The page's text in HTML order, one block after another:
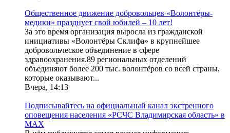
Общественное движение добровольцев «Волонтёры-
медики» празднует свой юбилей – 10 лет!
За это время организация выросла из гражданской
инициативы «Волонтёры Склифа» в крупнейшее
добровольческое объединение в сфере
здравоохранения.89 региональных отделений
объединяют более 200 тыс. волонтёров со всей страны,
которые оказывают...
Вчера, 14:13
Подписывайтесь на официальный канал экстренного
оповещения населения «РСЧС Владимирская область» в
МАХ